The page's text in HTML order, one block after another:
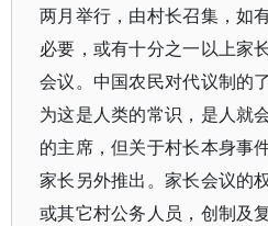
两月举行，由村长召集，如
必要，或有十分之一以上家
会议。中国农民对代议制的
为这是人类的常识，是人就
的主席，但关于村长本身事
家长另外推出。家长会议的
或其它村公务人员，创制及